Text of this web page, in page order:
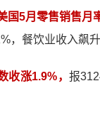
国5月零售销售月
，餐饮业收入飙
收涨1.9%， 报